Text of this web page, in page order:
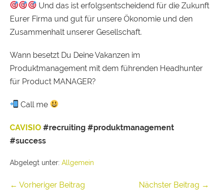
Und das ist erfolgsentscheidend für die Zukunft
Eurer Firma und gut für unsere Ökonomie und den
Zusammenhalt unserer Gesellschaft.
Wann besetzt Du Deine Vakanzen im
Produktmanagement mit dem führenden Headhunter
für Product MANAGER?
Call me
CAVISIO #recruiting #produktmanagement
#success
Abgelegt unter: Allgemein
← Vorheriger Beitrag Nächster Beitrag →